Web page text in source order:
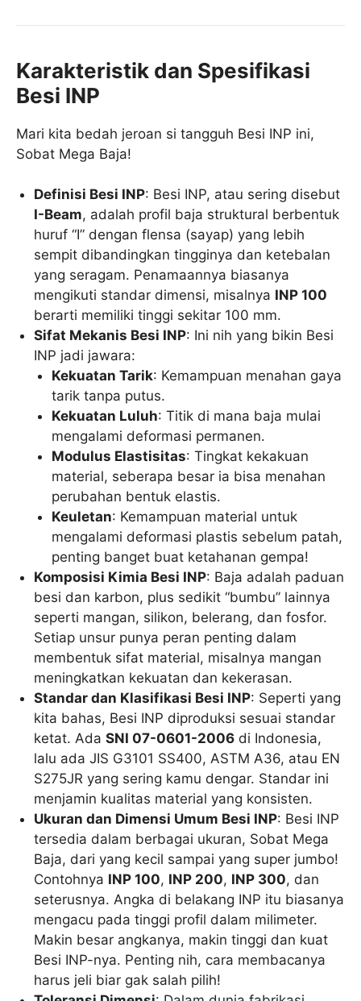
Karakteristik dan Spesifikasi
Besi INP
Mari kita bedah jeroan si tangguh Besi INP ini,
Sobat Mega Baja!
Definisi Besi INP: Besi INP, atau sering disebut
I-Beam, adalah profil baja struktural berbentuk
huruf “I” dengan flensa (sayap) yang lebih
sempit dibandingkan tingginya dan ketebalan
yang seragam. Penamaannya biasanya
mengikuti standar dimensi, misalnya INP 100
berarti memiliki tinggi sekitar 100 mm.
Sifat Mekanis Besi INP: Ini nih yang bikin Besi
INP jadi jawara:
Kekuatan Tarik: Kemampuan menahan gaya
tarik tanpa putus.
Kekuatan Luluh: Titik di mana baja mulai
mengalami deformasi permanen.
Modulus Elastisitas: Tingkat kekakuan
material, seberapa besar ia bisa menahan
perubahan bentuk elastis.
Keuletan: Kemampuan material untuk
mengalami deformasi plastis sebelum patah,
penting banget buat ketahanan gempa!
Komposisi Kimia Besi INP: Baja adalah paduan
besi dan karbon, plus sedikit “bumbu” lainnya
seperti mangan, silikon, belerang, dan fosfor.
Setiap unsur punya peran penting dalam
membentuk sifat material, misalnya mangan
meningkatkan kekuatan dan kekerasan.
Standar dan Klasifikasi Besi INP: Seperti yang
kita bahas, Besi INP diproduksi sesuai standar
ketat. AdaSNI 07-0601-2006 di Indonesia,
lalu ada JIS G3101 SS400, ASTM A36, atau EN
S275JR yang sering kamu dengar. Standar ini
menjamin kualitas material yang konsisten.
Ukuran dan Dimensi Umum Besi INP: Besi INP
tersedia dalam berbagai ukuran, Sobat Mega
Baja, dari yang kecil sampai yang super jumbo!
Contohnya INP 100, INP 200, INP 300, dan
seterusnya. Angka di belakang INP itu biasanya
mengacu pada tinggi profil dalam milimeter.
Makin besar angkanya, makin tinggi dan kuat
Besi INP-nya. Penting nih, cara membacanya
harus jeli biar gak salah pilih!